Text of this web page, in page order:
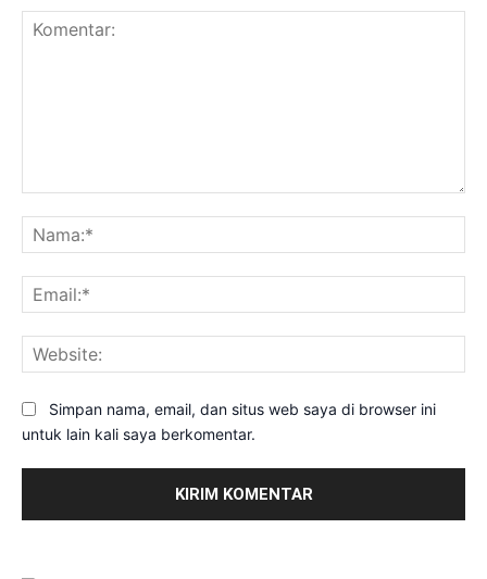
Simpan nama, email, dan situs web saya di browser ini
untuk lain kali saya berkomentar.